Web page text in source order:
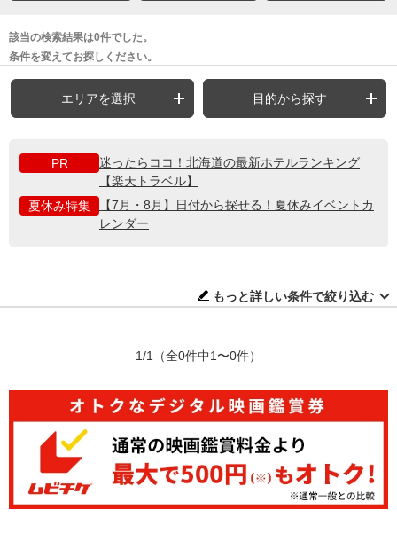
該当の検索結果は0件でした。
条件を変えてお探しください。
エリアを選択 目的から探す
PR
迷ったらココ！北海道の最新ホテルランキング
【楽天トラベル】
夏休み特集
【7月・8月】日付から探せる！夏休みイベントカ
レンダー
もっと詳しい条件で絞り込む
1/1 （全0件中1〜0件）